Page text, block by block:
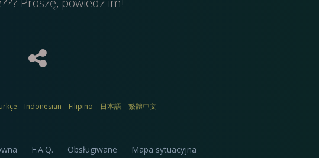
Indonesian Filipino 日本語 繁體中文
F.A.Q. Obsługiwane Mapa sytuacyjna